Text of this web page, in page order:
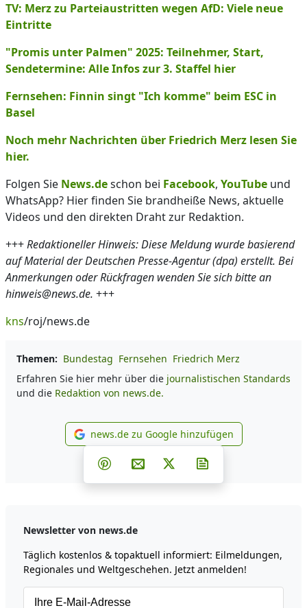
TV: Merz zu Parteiaustritten wegen AfD: Viele neue
Eintritte
"Promis unter Palmen" 2025: Teilnehmer, Start,
Sendetermine: Alle Infos zur 3. Staffel hier
Fernsehen: Finnin singt "Ich komme" beim ESC in
Basel
Noch mehr Nachrichten über Friedrich Merz lesen Sie
hier.
Folgen Sie News.deschon bei Facebook, YouTube und
WhatsApp? Hier finden Sie brandheiße News, aktuelle
Videos und den direkten Draht zur Redaktion.
+++Redaktioneller Hinweis: Diese Meldung wurde basierend
auf Material der Deutschen Presse-Agentur (dpa) erstellt. Bei
Anmerkungen oder Rückfragen wenden Sie sich bitte an
hinweis@news.de. +++
kns/roj/news.de
Themen: Bundestag Fernsehen Friedrich Merz
Erfahren Sie hier mehr über die journalistischen Standards
und die Redaktion von news.de.
news.de zu Google
news.de zu Google hinzufügen
Teilen auf Facebook
Teilen auf Whatsapp
Teilen auf Telegram
Teilen auf Pinterest
Per E-Mail teilen
Post auf X
Newsletter von news.de
Täglich kostenlos & topaktuell informiert: Eilmeldungen,
Regionales und Weltgeschehen. Jetzt anmelden!